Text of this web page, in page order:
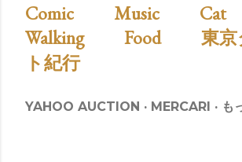
Comic Music
Walking
Food
東
ト紀行
YAHOO AUCTION MERCARI も